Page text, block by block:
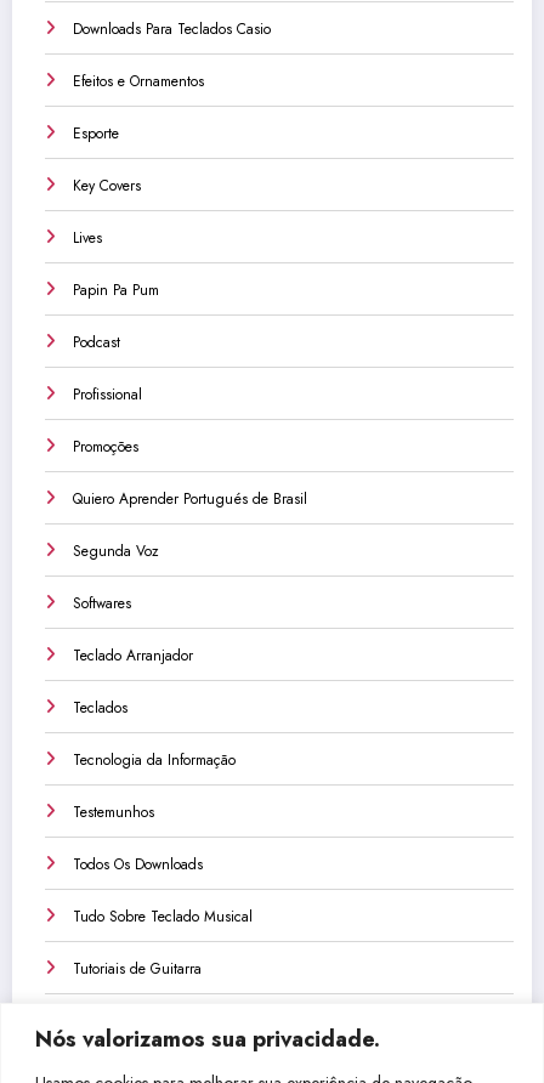
Nós valorizamos sua privacidade.
Downloads Para Teclados Casio
Efeitos e Ornamentos
Esporte
Key Covers
Lives
Papin Pa Pum
Podcast
Profissional
Promoções
Quiero Aprender Portugués de Brasil
Segunda Voz
Softwares
Teclado Arranjador
Teclados
Tecnologia da Informação
Testemunhos
Todos Os Downloads
Tudo Sobre Teclado Musical
Tutoriais de Guitarra
Tutoriais de Violão